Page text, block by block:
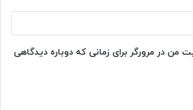
من در مرورگر برای زمانی که دوباره دیدگاهی